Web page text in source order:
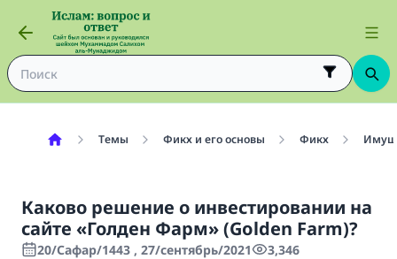
Темы Фикх и его основы Фикх
Каково решение о инвестировании на
сайте «Голден Фарм» (Golden Farm)?
20/Сафар/1443 , 27/сентябрь/2021 3,346